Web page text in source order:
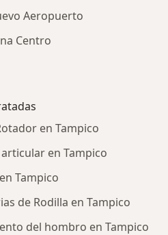
Aeropuerto
Centro
en Tampico
en Tampico
Tampico
de Rodilla en Tampico
del hombro en Tampico